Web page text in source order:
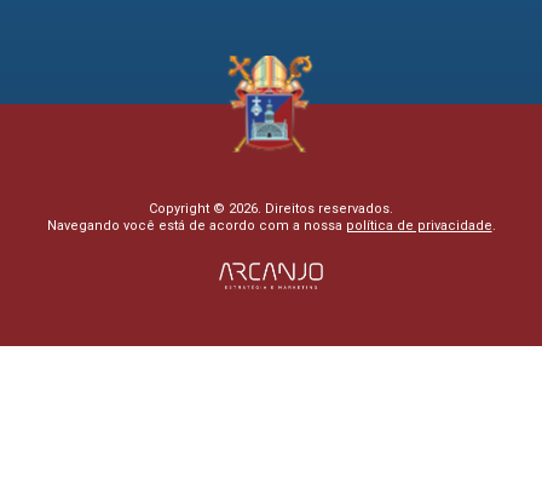
Copyright © 2026. Direitos reservados.
Navegando você está de acordo com a nossa política de privacidade.